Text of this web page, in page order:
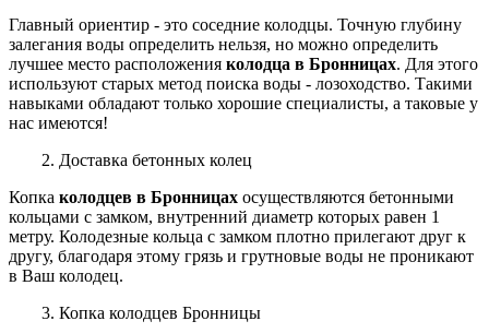
Главный ориентир - это соседние колодцы. Точную глубину
залегания воды определить нельзя, но можно определить
лучшее место расположения колодца в Бронницах. Для этого
используют старых метод поиска воды - лозоходство. Такими
навыками обладают только хорошие специалисты, а таковые у
нас имеются!
2. Доставка бетонных колец
Копка колодцев в Бронницах осуществляются бетонными
кольцами с замком, внутренний диаметр которых равен 1
метру. Колодезные кольца с замком плотно прилегают друг к
другу, благодаря этому грязь и грутновые воды не проникают
в Ваш колодец.
3. Копка колодцев Бронницы